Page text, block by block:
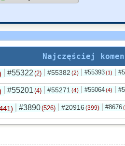
Najczęściej
#55322 (2) #55382 (2) #55393 (1)
#55201 (4) #55271 (4) #55064 (4)
#3890(526) #20916 (399) #8676